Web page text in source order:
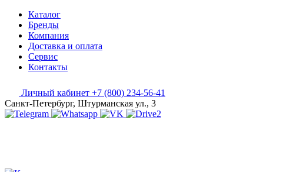
Каталог
Бренды
Компания
Доставка и оплата
Сервис
Контакты
Личный кабинет +7 (800) 234-56-41
Санкт-Петербург, Штурманская ул., 3